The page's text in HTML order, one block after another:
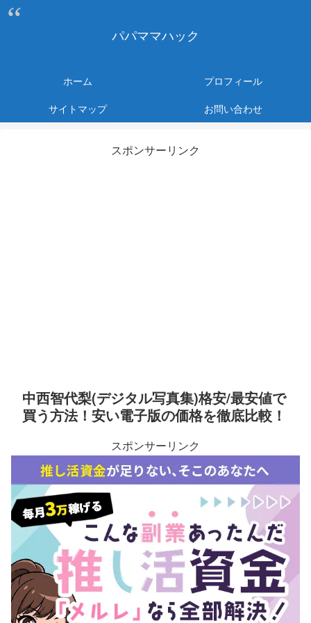
パパママハック
ホーム
プロフィール
サイトマップ
お問い合わせ
スポンサーリンク
中西智代梨(デジタル写真集)格安/最安値で
買う方法！安い電子版の価格を徹底比較！
スポンサーリンク